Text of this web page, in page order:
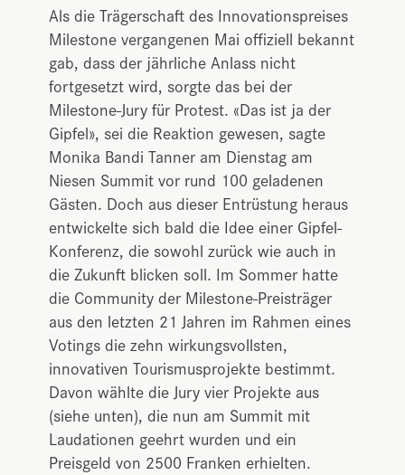
Als die Trägerschaft des Innovationspreises
Milestone vergangenen Mai offiziell bekannt
gab, dass der jährliche Anlass nicht
fortgesetzt wird, sorgte das bei der
Milestone-Jury für Protest. «Das ist ja der
Gipfel», sei die Reaktion gewesen, sagte
Monika Bandi Tanner am Dienstag am
Niesen Summit vor rund 100 geladenen
Gästen. Doch aus dieser Entrüstung heraus
entwickelte sich bald die Idee einer Gipfel-
Konferenz, die sowohl zurück wie auch in
die Zukunft blicken soll. Im Sommer hatte
die Community der Milestone-Preisträger
aus den letzten 21 Jahren im Rahmen eines
Votings die zehn wirkungsvollsten,
innovativen Tourismusprojekte bestimmt.
Davon wählte die Jury vier Projekte aus
(siehe unten), die nun am Summit mit
Laudationen geehrt wurden und ein
Preisgeld von 2500 Franken erhielten.